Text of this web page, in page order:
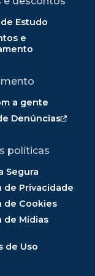
Estudo
e
a gente
Denúncias
políticas
Segura
de Privacidade
de Cookies
de Mídias
de Uso